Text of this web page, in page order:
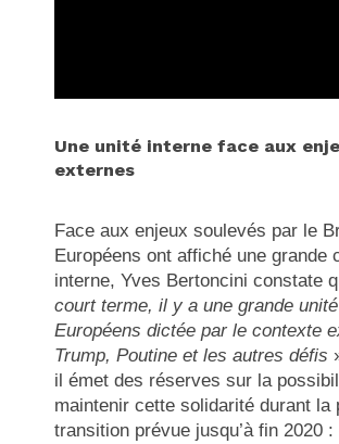
Une unité interne face aux
externes
Face aux enjeux soulevés par le
Européens ont affiché une grande
interne, Yves Bertoncini constate
court terme, il y a une grande
Européens dictée par le contexte
Trump, Poutine et les autres défis
il émet des réserves sur la
maintenir cette solidarité durant la
transition prévue jusqu’à fin 2020 :